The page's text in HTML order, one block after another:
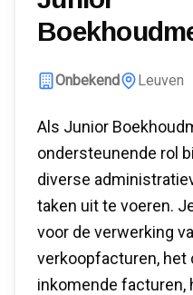
Onbekend Leuven
Als Junior
ondersteunende rol
diverse
taken uit te voeren.
voor de verwerking
verkoopfacturen, het
inkomende facturen,